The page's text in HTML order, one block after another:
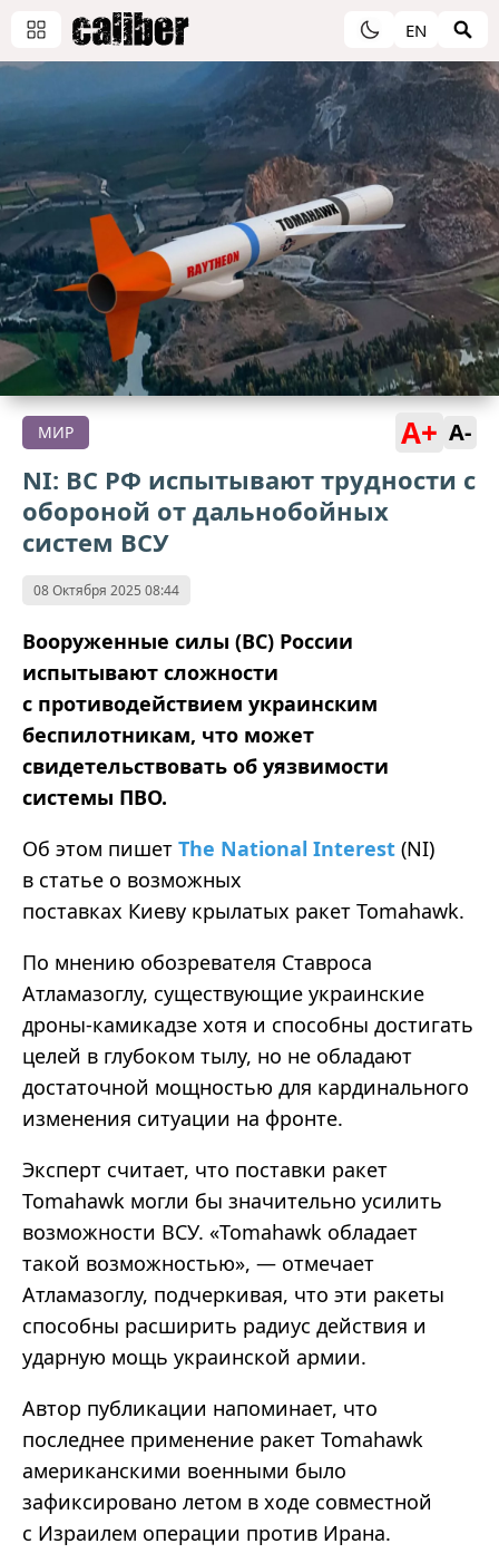
EN
МИР A+ A-
NI: ВС РФ испытывают трудности с
обороной от дальнобойных
систем ВСУ
08 Октября 2025 08:44
Вооруженные силы (ВС) России
испытывают сложности
с противодействием украинским
беспилотникам, что может
свидетельствовать об уязвимости
системы ПВО.
Об этом пишет The National Interest (NI)
в статье о возможных
поставках Киеву крылатых ракет Tomahawk.
По мнению обозревателя Ставроса
Атламазоглу, существующие украинские
дроны-камикадзе хотя и способны достигать
целей в глубоком тылу, но не обладают
достаточной мощностью для кардинального
изменения ситуации на фронте.
Эксперт считает, что поставки ракет
Tomahawk могли бы значительно усилить
возможности ВСУ. «Tomahawk обладает
такой возможностью», — отмечает
Атламазоглу, подчеркивая, что эти ракеты
способны расширить радиус действия и
ударную мощь украинской армии.
Автор публикации напоминает, что
последнее применение ракет Tomahawk
американскими военными было
зафиксировано летом в ходе совместной
с Израилем операции против Ирана.